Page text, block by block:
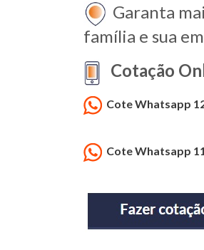
Garanta
família e sua
Cotação
Cote Whatsapp
Cote Whatsapp